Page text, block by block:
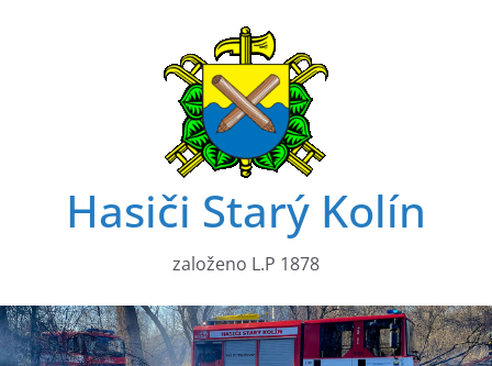
Hasiči Starý Kolín
založeno L.P 1878